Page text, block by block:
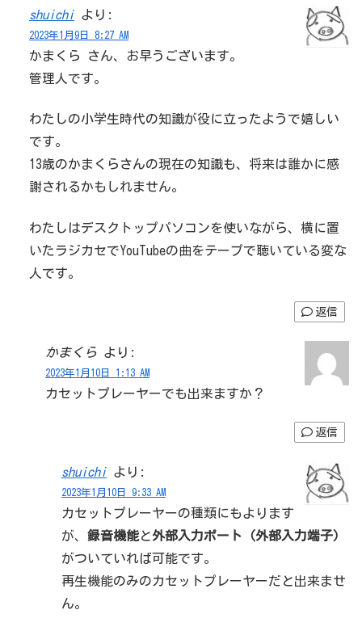
shuichi より:
2023年1月9日 8:27 AM
かまくら さん、お早うございます。
管理人です。
わたしの小学生時代の知識が役に立ったようで嬉しい
です。
13歳のかまくらさんの現在の知識も、将来は誰かに感
謝されるかもしれません。
わたしはデスクトップパソコンを使いながら、横に置
いたラジカセでYouTubeの曲をテープで聴いている変な
人です。
返信
かまくら より:
2023年1月10日 1:13 AM
カセットプレーヤーでも出来ますか？
返信
shuichi より:
2023年1月10日 9:33 AM
カセットプレーヤーの種類にもよります
が、 録音機能と外部入力ポート（外部入力端子）
がついていれば可能です。
再生機能のみのカセットプレーヤーだと出来ませ
ん。